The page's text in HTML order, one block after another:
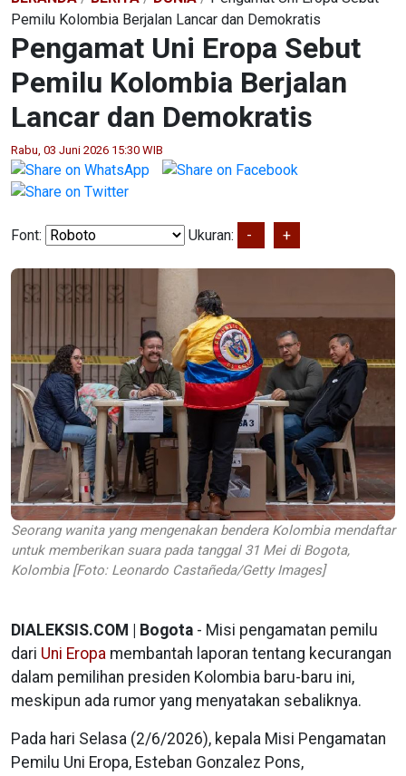
Pemilu Kolombia Berjalan Lancar dan Demokratis
Pengamat Uni Eropa Sebut
Pemilu Kolombia Berjalan
Lancar dan Demokratis
Rabu, 03 Juni 2026 15:30 WIB
Font: Ukuran: - +
Seorang wanita yang mengenakan bendera Kolombia mendaftar
untuk memberikan suara pada tanggal 31 Mei di Bogota,
Kolombia [Foto: Leonardo Castañeda/Getty Images]
DIALEKSIS.COM | Bogota - Misi pengamatan pemilu
dari Uni Eropa membantah laporan tentang kecurangan
dalam pemilihan presiden Kolombia baru-baru ini,
meskipun ada rumor yang menyatakan sebaliknya.
Pada hari Selasa (2/6/2026), kepala Misi Pengamatan
Pemilu Uni Eropa, Esteban Gonzalez Pons,